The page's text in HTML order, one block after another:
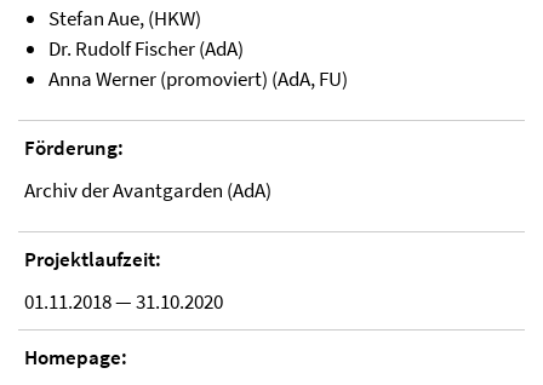
Stefan Aue, (HKW)
Dr. Rudolf Fischer (AdA)
Anna Werner (promoviert) (AdA, FU)
Förderung:
Archiv der Avantgarden (AdA)
Projektlaufzeit:
01.11.2018 — 31.10.2020
Homepage: